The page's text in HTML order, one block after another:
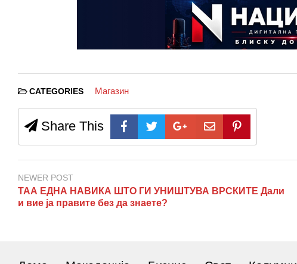
CATEGORIES Магазин
Share This
NEWER POST
ТАА ЕДНА НАВИКА ШТО ГИ УНИШТУВА ВРСКИТЕ Дали
и вие ја правите без да знаете?